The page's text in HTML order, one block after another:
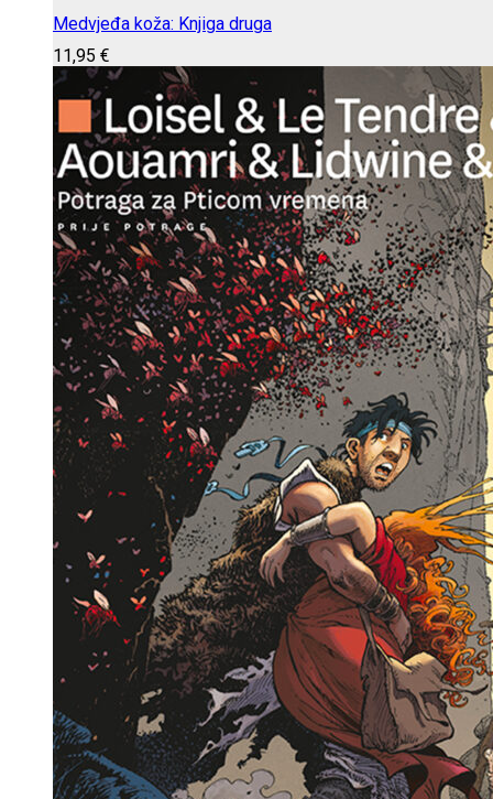
Medvjeđa koža: Knjiga druga
11,95 €